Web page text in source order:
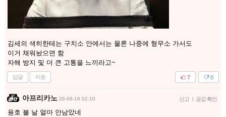
김세의 색히한테는 구치소 안에서는 물론 나중에 형무소 가서도
이거 채워놨으면 함
자해 방지 및 더 큰 고통을 느끼라고~
답글 이동 0
7
아프리카노 26-06-16 02:10 신고 | 공감 확인
용호 볼 날 얼마 안남았네